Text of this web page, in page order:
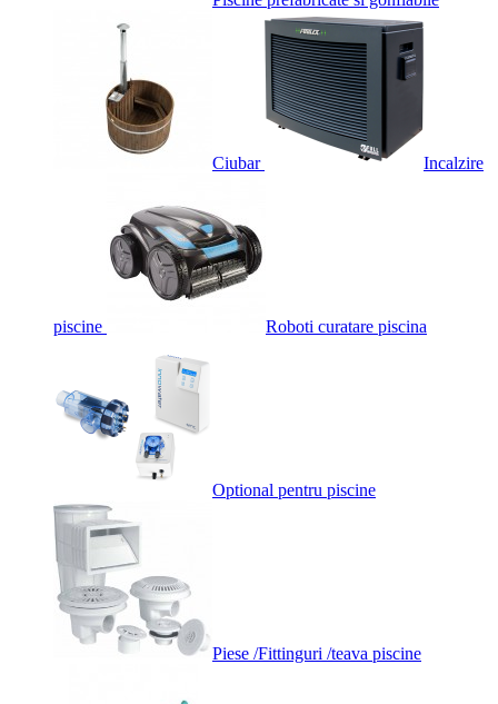
Ciubar Incalzire
piscine Roboti curatare piscina
Optional pentru piscine
Piese /Fittinguri /teava piscine